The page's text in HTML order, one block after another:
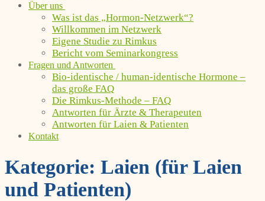
Über uns
Was ist das „Hormon-Netzwerk“?
Willkommen im Netzwerk
Eigene Studie zu Rimkus
Bericht vom Seminarkongress
Fragen und Antworten
Bio-identische / human-identische Hormone –
das große FAQ
Die Rimkus-Methode – FAQ
Antworten für Ärzte & Therapeuten
Antworten für Laien & Patienten
Kontakt
Kategorie: Laien (für Laien
und Patienten)